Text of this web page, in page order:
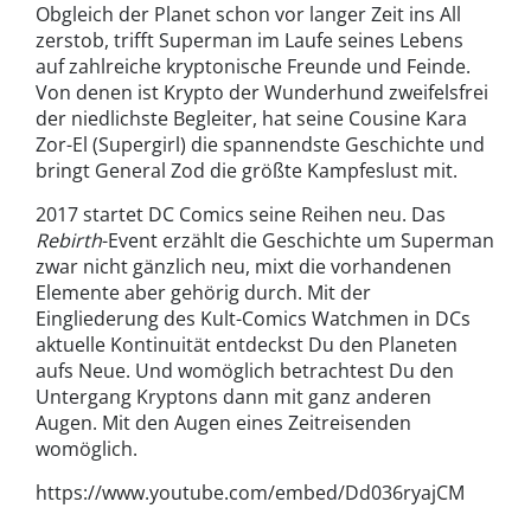
Obgleich der Planet schon vor langer Zeit ins All
zerstob, trifft Superman im Laufe seines Lebens
auf zahlreiche kryptonische Freunde und Feinde.
Von denen ist Krypto der Wunderhund zweifelsfrei
der niedlichste Begleiter, hat seine Cousine Kara
Zor-El (Supergirl) die spannendste Geschichte und
bringt General Zod die größte Kampfeslust mit.
2017 startet DC Comics seine Reihen neu. Das
Rebirth-Event erzählt die Geschichte um Superman
zwar nicht gänzlich neu, mixt die vorhandenen
Elemente aber gehörig durch. Mit der
Eingliederung des Kult-Comics Watchmen in DCs
aktuelle Kontinuität entdeckst Du den Planeten
aufs Neue. Und womöglich betrachtest Du den
Untergang Kryptons dann mit ganz anderen
Augen. Mit den Augen eines Zeitreisenden
womöglich.
https://www.youtube.com/embed/Dd036ryajCM